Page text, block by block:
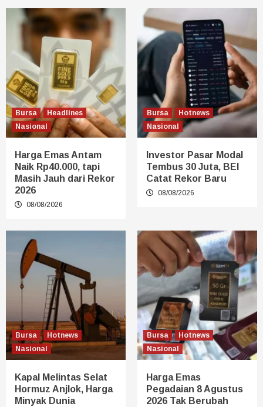
Bursa
Headlines
Nasional
Harga Emas Antam
Naik Rp40.000, tapi
Masih Jauh dari Rekor
2026
08/08/2026
Bursa
Hotnews
Nasional
Investor Pasar Modal
Tembus 30 Juta, BEI
Catat Rekor Baru
08/08/2026
Bursa
Hotnews
Nasional
Kapal Melintas Selat
Hormuz Anjlok, Harga
Minyak Dunia
Bursa
Hotnews
Nasional
Harga Emas
Pegadaian 8 Agustus
2026 Tak Berubah